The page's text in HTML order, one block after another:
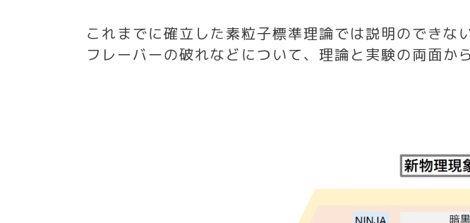
これまでに確立した素粒子標準理論では説明のでき
フレーバーの破れなどについて、理論と実験の両面か